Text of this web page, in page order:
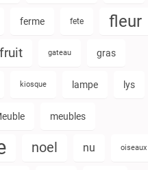
ferme fete fleur
fruit gateau gras
kiosque lampe lys
meubles
noel nu oiseaux